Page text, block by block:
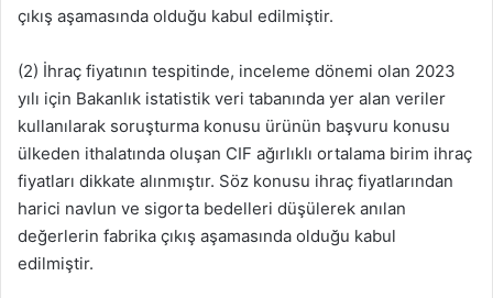
çıkış aşamasında olduğu kabul edilmiştir.
(2) İhraç fiyatının tespitinde, inceleme dönemi olan 2023
yılı için Bakanlık istatistik veri tabanında yer alan veriler
kullanılarak soruşturma konusu ürünün başvuru konusu
ülkeden ithalatında oluşan CIF ağırlıklı ortalama birim ihraç
fiyatları dikkate alınmıştır. Söz konusu ihraç fiyatlarından
harici navlun ve sigorta bedelleri düşülerek anılan
değerlerin fabrika çıkış aşamasında olduğu kabul
edilmiştir.